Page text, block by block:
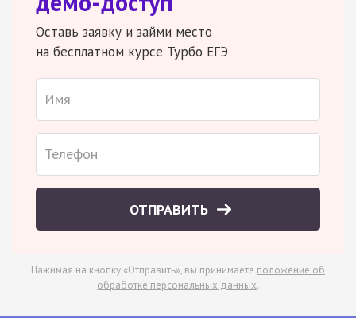
Оставь заявку и займи место
на бесплатном курсе Турбо ЕГЭ
ОТПРАВИТЬ
Нажимая на кнопку «Отправить», вы принимаете положение об
обработке персональных данных.